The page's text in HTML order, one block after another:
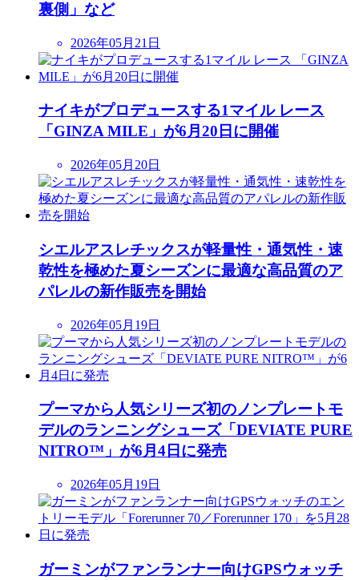
裏側」など
2026年05月21日
ナイキがプロデュースする1マイル レース
「GINZA MILE」が6月20日に開催
2026年05月20日
シエルアスレチックスが軽量性・通気性・速
乾性を極めた夏シーズンに最適な高品質のア
パレルの新作販売を開始
2026年05月19日
プーマから人気シリーズ初のノンプレートモ
デルのランニングシューズ「DEVIATE PURE
NITRO™」が6月4日に発売
2026年05月19日
ガーミンがファンランナー向けGPSウォッチ